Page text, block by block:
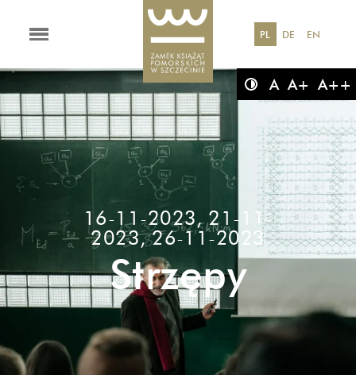
A A+ A++
PL DE EN
16-11-2023, 21-11-
2023, 26-11-2023
Strzępy